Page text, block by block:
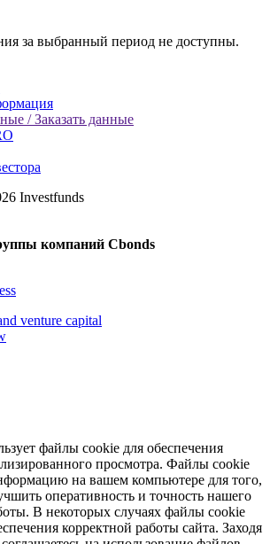
за выбранный период не доступны.
/ Заказать данные
Investfunds
компаний Cbonds
venture capital
файлы cookie для обеспечения
просмотра. Файлы cookie
на вашем компьютере для того,
оперативность и точность нашего
В некоторых случаях файлы cookie
корректной работы сайта. Заходя